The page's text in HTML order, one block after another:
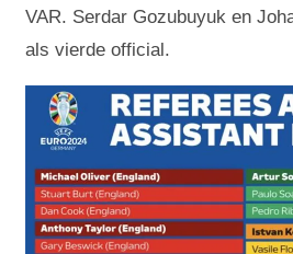
VAR. Serdar Gozubuyuk en
als vierde official.